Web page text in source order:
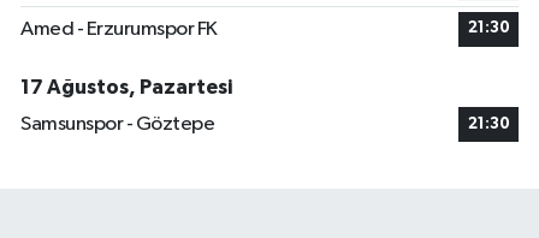
Amed - Erzurumspor FK 21:30
17 Ağustos, Pazartesi
Samsunspor - Göztepe
21:30